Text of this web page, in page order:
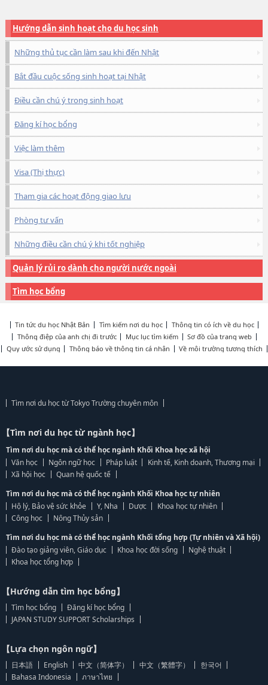
Hướng dẫn sinh hoạt cho du học sinh
Những thủ tục cần làm sau khi đến Nhật
Bắt đầu cuộc sống sinh hoạt tại Nhật
Điều cần chú ý trong sinh hoạt
Đăng kí học bổng
Việc làm thêm
Visa (Thị thực)
Tham gia các hoạt động giao lưu
Phòng tư vấn
Những điều cần chú ý khi tốt nghiệp
Quản lý rủi ro dành cho người nước ngoài
Tìm học bổng
Tin tức du học Nhật Bản Tìm kiếm nơi du học
Thông tin có ích về du học
Thông điệp của anh chị đi trước
Mục lục tìm kiếm
Sơ đồ của trang web
Quy ước sử dụng
Thông báo về thông tin cá nhân Về môi trường tương thích
Tìm nơi du học từ Tokyo Trường chuyên môn
【Tìm nơi du học từ ngành học】
Tìm nơi du học mà có thể học ngành Khối Khoa học xã hội
Văn học
Ngôn ngữ học Pháp luật
Kinh tế, Kinh doanh, Thương mại
Xã hội học
Quan hệ quốc tế
Tìm nơi du học mà có thể học ngành Khối Khoa học tự nhiên
Hộ lý, Bảo vệ sức khỏe
Y, Nha Dược
Khoa học tự nhiên
Công học
Nông Thủy sản
Tìm nơi du học mà có thể học ngành Khối tổng hợp (Tự nhiên và Xã hội)
Đào tạo giảng viên, Giáo dục
Khoa học đời sống
Nghệ thuật
Khoa học tổng hợp
【Hướng dẫn tìm học bổng】
Tìm học bổng
Đăng kí học bổng
JAPAN STUDY SUPPORT Scholarships
【Lựa chọn ngôn ngữ】
日本語 English 中文（简体字） 中文（繁體字）
한국어
Bahasa Indonesia
ภาษาไทย